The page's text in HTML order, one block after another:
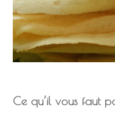
Ce qu’il vous faut